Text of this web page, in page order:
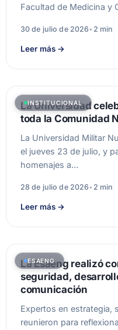
Facultad de Medicina y
30 de julio de 2026• 2 min
Leer más →
INSTITUCIONAL
La Universidad
toda la Comunidad
La Universidad Militar
el jueves 23 de julio, y
homenajes a…
28 de julio de 2026• 2 min
Leer más →
ESAENG
La Esaeng realizó
seguridad,
comunicación
Expertos en estrategia,
reunieron para